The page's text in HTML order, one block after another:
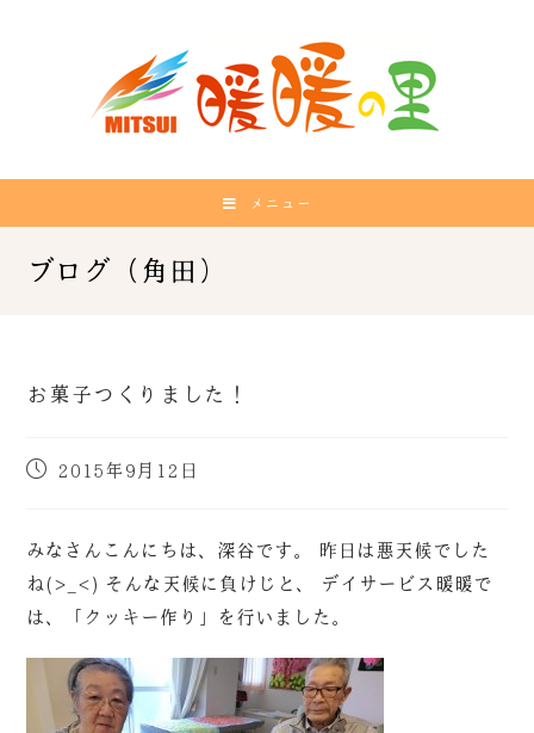
メニュー
お菓子つくりました！
2015年9月12日
みなさんこんにちは、深谷です。 昨日は悪天候でした
ね(>_<) そんな天候に負けじと、 デイサービス暖暖で
は、「クッキー作り」を行いました。